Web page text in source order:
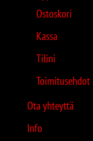
Ostoskori
Kassa
Tilini
Toimitusehdot
Ota yhteyttä
Info